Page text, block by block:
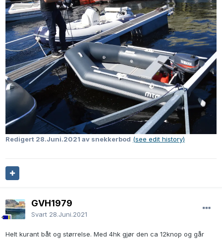
Redigert 28.Juni.2021 av snekkerbod (see edit history)
GVH1979
Svart 28.Juni.2021
Helt kurant båt og størrelse. Med 4hk gjør den ca 12knop og går